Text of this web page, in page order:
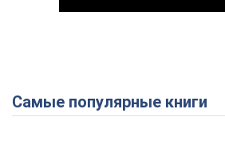
Самые популярные книги